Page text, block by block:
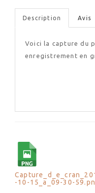
Description Avis
Voici la capture du
enregistrement en
-10-15_a_09-30-